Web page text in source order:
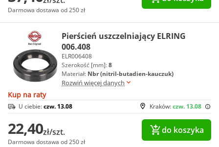
Darmowa dostawa od 250 zł
Pierścień uszczelniający ELRING
006.408
ELR006408
Szerokość [mm]:8
Materiał: Nbr (nitril-butadien-kauczuk)
Rozwiń więcej danych
Kup na raty
Kraków:czw. 13.08
U ciebie:czw. 13.08
22,40zł/szt.
Darmowa dostawa od 250 zł
do koszyka